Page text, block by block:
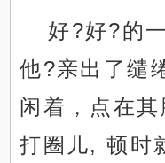
好?好?的
他?亲出了缱
闲着，点在
打圈儿, 顿时